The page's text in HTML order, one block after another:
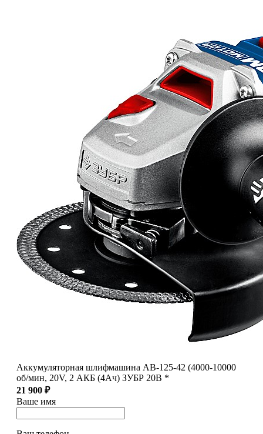
Аккумуляторная шлифмашина AB-125-42 (4000-10000
об/мин, 20V, 2 АКБ (4Ач) ЗУБР 20В *
21 900 ₽
Ваше имя